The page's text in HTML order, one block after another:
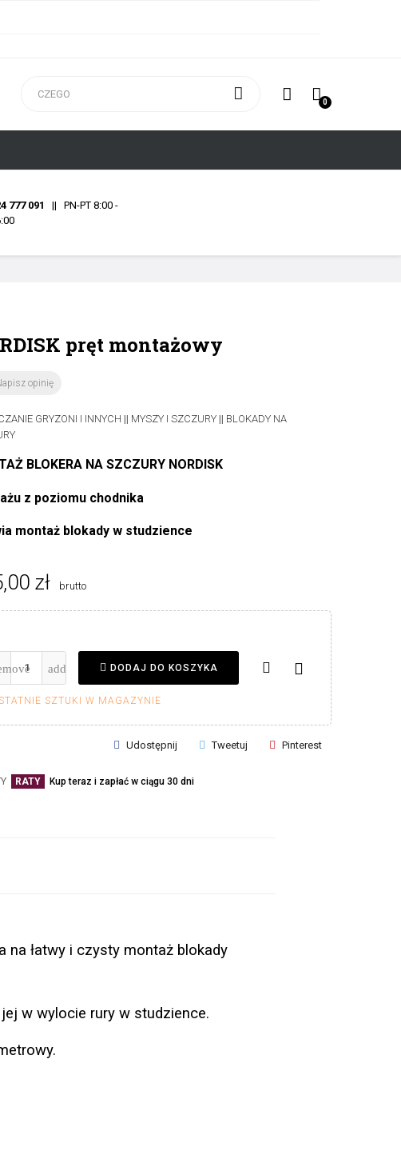
0
777 091
|| PN-PT 8:00 -
pręt montażowy
opinię
GRYZONI I INNYCH || MYSZY I SZCZURY || BLOKADY NA
BLOKERA NA SZCZURY NORDISK
z poziomu chodnika
montaż blokady w studzience
zł brutto
DODAJ DO KOSZYKA 
SZTUKI W MAGAZYNIE
Udostępnij Tweetuj Pinterest
RATY Kup teraz i zapłać w ciągu 30 dni
na łatwy i czysty montaż blokady
w wylocie rury w studzience.